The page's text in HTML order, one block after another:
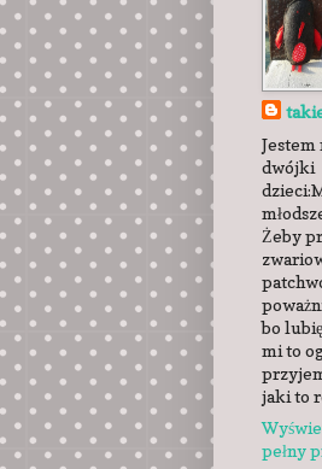
Jestem
dwójki
Żeby
bo
mi to
jaki to
pełny